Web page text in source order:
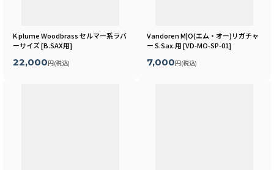
K plume Woodbrass セルマー系ラバ
ーサイズ[B.SAX用]
22,000 円 (税込)
Vandoren M|O(エム・オー)リガチャ
ー S.Sax.用[VD-MO-SP-01]
7,000 円 (税込)